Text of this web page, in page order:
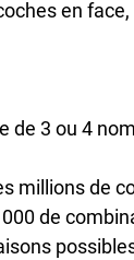
en
de 3 ou 4
millions de
de